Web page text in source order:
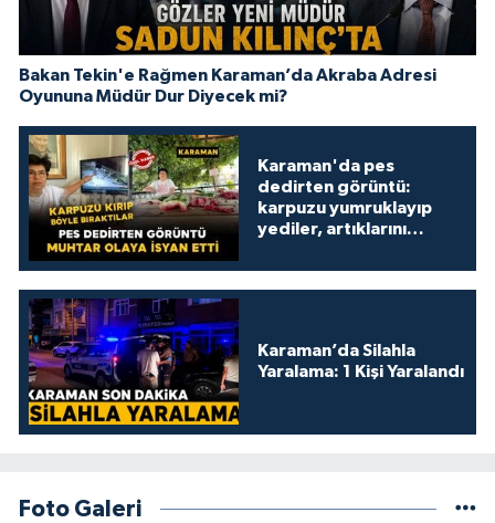
Bakan Tekin'e Rağmen Karaman’da Akraba Adresi
Oyununa Müdür Dur Diyecek mi?
Karaman'da pes
dedirten görüntü:
karpuzu yumruklayıp
yediler, artıklarını
Karaman’da Silahla
Yaralama: 1 Kişi Yaralandı
Foto Galeri